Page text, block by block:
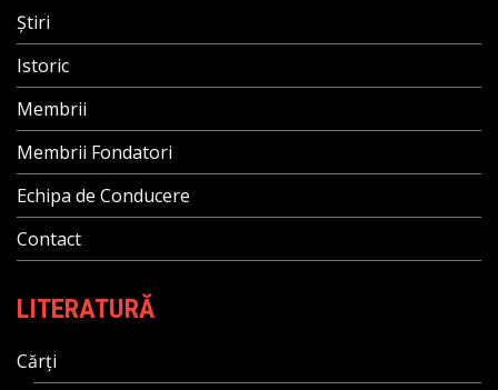
Știri
Istoric
Membrii
Membrii Fondatori
Echipa de Conducere
Contact
LITERATURĂ
Cărți